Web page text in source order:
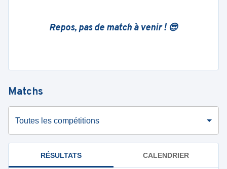
Repos, pas de match à venir ! 😎
Matchs
Toutes les compétitions
RÉSULTATS CALENDRIER